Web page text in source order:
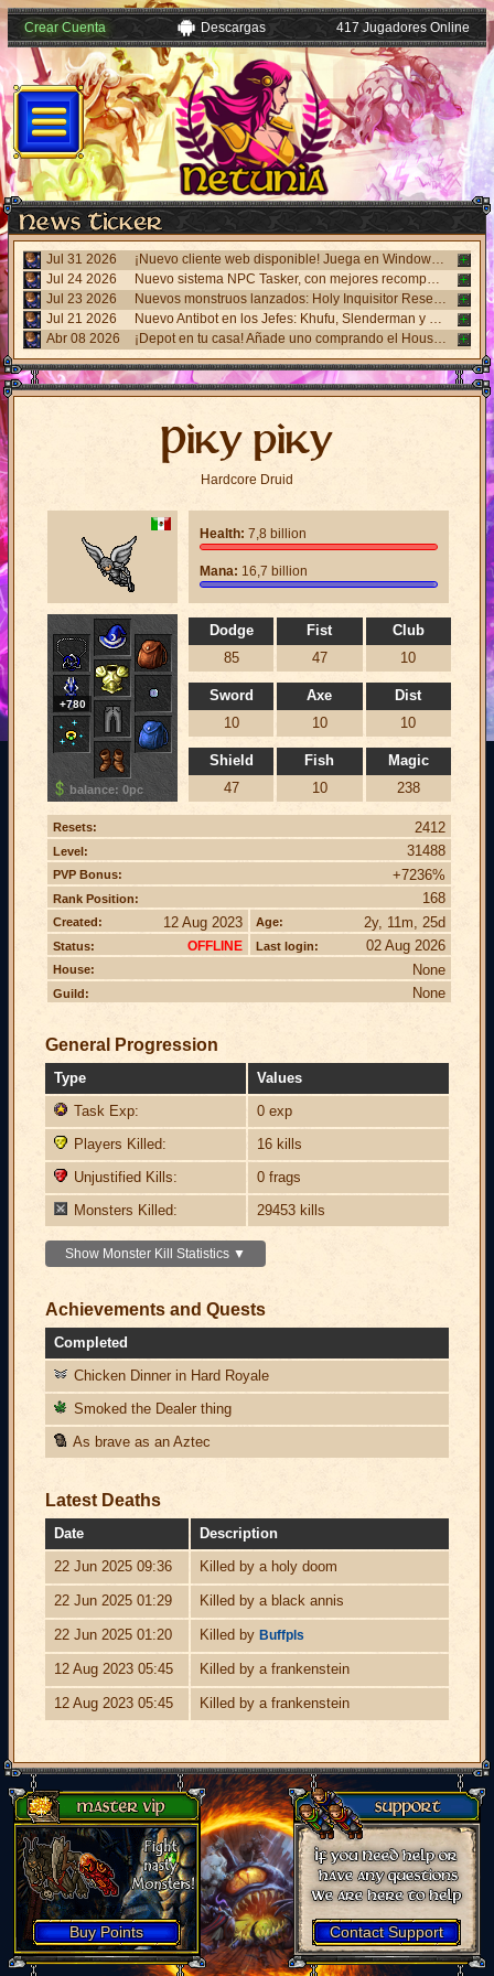
Crear Cuenta Descargas 417 Jugadores Online
Jul 31 2026
¡Nuevo cliente web disponible! Juega en Windows, Android y iPhone sin necesidad de instalar nada. Accede desde el panel "Mi Cuenta".
Jul 24 2026
Nuevo sistema NPC Tasker, con mejores recompensas y tareas de eventos. Visita al NPC Tasker con el Cliente Universal actualizado.
Jul 23 2026
Nuevos monstruos lanzados: Holy Inquisitor Reset 4000 y Gunsmoke Reset 4200. Refinación en la estatua Rigel, caza 6.
Jul 21 2026
Nuevo Antibot en los Jefes: Khufu, Slenderman y Carnage. Responde un desafío visual al hablar con los NPCs guardias para acceder a las salas.
Abr 08 2026
¡Depot en tu casa! Añade uno comprando el House Depot Pack en la Shop. Límite de 1 por casa.
Piky piky
Hardcore Druid
Dodge
85
Fist
47
Club
10
Sword
10
Axe
10
Dist
10
Shield
47
Fish
10
Magic
238
+780
balance: 0pc
Health: 7,8 billion
Mana: 16,7 billion
Resets: 2412
Level: 31488
PVP Bonus: +7236%
Rank Position: 168
Created: 12 Aug 2023 Age: 2y, 11m, 25d
Status: OFFLINE Last login: 02 Aug 2026
House: None
Guild: None
General Progression
Type
Values
Task Exp:
0 exp
Players Killed:
16 kills
Unjustified Kills:
0 frags
Monsters Killed:
29453 kills
Show Monster Kill Statistics ▼
Achievements and Quests
Completed
Chicken Dinner in Hard Royale
Smoked the Dealer thing
As brave as an Aztec
Latest Deaths
Date
Description
22 Jun 2025 09:36
Killed by a holy doom
22 Jun 2025 01:29 Killed by a black annis
22 Jun 2025 01:20 Killed by Buffpls
12 Aug 2023 05:45 Killed by a frankenstein
12 Aug 2023 05:45 Killed by a frankenstein
Buy Points Contact Support